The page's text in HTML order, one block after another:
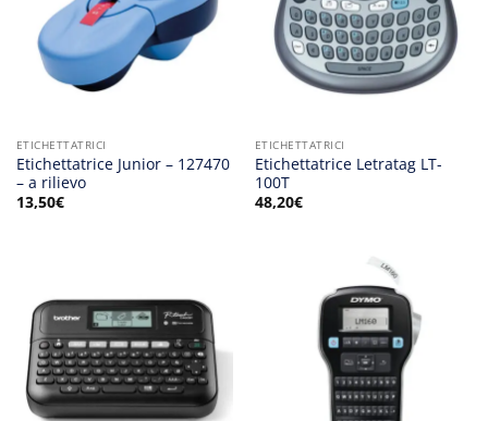
ETICHETTATRICI
Etichettatrice Junior – 127470
– a rilievo
13,50€
ETICHETTATRICI
Etichettatrice Letratag LT-
100T
48,20€